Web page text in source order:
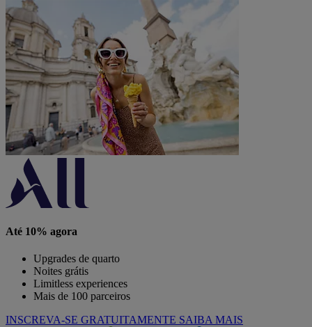
Até 10% agora
Upgrades de quarto
Noites grátis
Limitless experiences
Mais de 100 parceiros
INSCREVA-SE GRATUITAMENTE SAIBA MAIS